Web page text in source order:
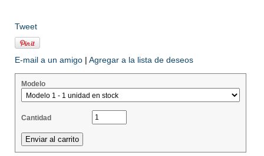
Tweet
E-mail a un amigo | Agregar a la lista de deseos
Modelo
Cantidad